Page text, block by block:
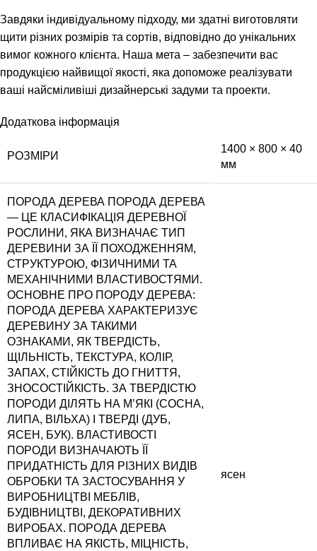
Завдяки індивідуальному підходу, ми здатні виготовляти
щити різних розмірів та сортів, відповідно до унікальних
вимог кожного клієнта. Наша мета – забезпечити вас
продукцією найвищої якості, яка допоможе реалізувати
ваші найсміливіші дизайнерські задуми та проекти.
Додаткова інформація
РОЗМІРИ
1400 × 800 × 40
мм
ПОРОДА ДЕРЕВА ПОРОДА ДЕРЕВА
— ЦЕ КЛАСИФІКАЦІЯ ДЕРЕВНОЇ
РОСЛИНИ, ЯКА ВИЗНАЧАЄ ТИП
ДЕРЕВИНИ ЗА ЇЇ ПОХОДЖЕННЯМ,
СТРУКТУРОЮ, ФІЗИЧНИМИ ТА
МЕХАНІЧНИМИ ВЛАСТИВОСТЯМИ.
ОСНОВНЕ ПРО ПОРОДУ ДЕРЕВА:
ПОРОДА ДЕРЕВА ХАРАКТЕРИЗУЄ
ДЕРЕВИНУ ЗА ТАКИМИ
ОЗНАКАМИ, ЯК ТВЕРДІСТЬ,
ЩІЛЬНІСТЬ, ТЕКСТУРА, КОЛІР,
ЗАПАХ, СТІЙКІСТЬ ДО ГНИТТЯ,
ЗНОСОСТІЙКІСТЬ. ЗА ТВЕРДІСТЮ
ПОРОДИ ДІЛЯТЬ НА М’ЯКІ (СОСНА,
ЛИПА, ВІЛЬХА) І ТВЕРДІ (ДУБ,
ЯСЕН, БУК). ВЛАСТИВОСТІ
ПОРОДИ ВИЗНАЧАЮТЬ ЇЇ
ПРИДАТНІСТЬ ДЛЯ РІЗНИХ ВИДІВ
ОБРОБКИ ТА ЗАСТОСУВАННЯ У
ВИРОБНИЦТВІ МЕБЛІВ,
БУДІВНИЦТВІ, ДЕКОРАТИВНИХ
ВИРОБАХ. ПОРОДА ДЕРЕВА
ВПЛИВАЄ НА ЯКІСТЬ, МІЦНІСТЬ,
ясен